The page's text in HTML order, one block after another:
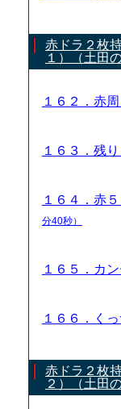
赤ドラ２枚
１）（土田
１６２．赤
１６３．残
１６４．赤
分40秒）
１６５．カ
１６６．く
赤ドラ２枚
２）（土田